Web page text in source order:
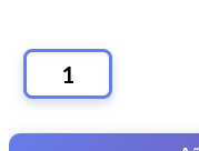
MASAJE